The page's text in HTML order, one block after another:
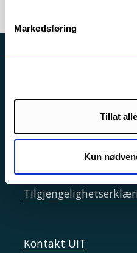
Markedsføring
Tillat
Kun
Akutt hjelp
Sikkerhet, beredskap
Informasjonskapsler
Kontakt UiT